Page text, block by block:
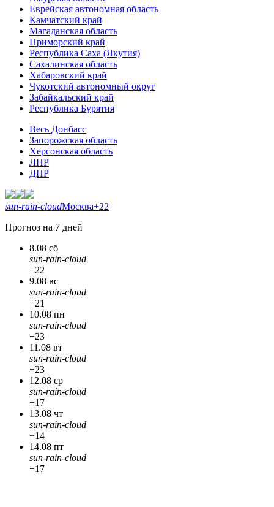
Еврейская автономная область
Камчатский край
Магаданская область
Приморский край
Республика Саха (Якутия)
Сахалинская область
Хабаровский край
Чукотский автономный округ
Забайкальский край
Республика Бурятия
Весь Донбасс
Запорожская область
Херсонская область
ЛНР
ДНР
sun-rain-cloudМосква+22
Прогноз на 7 дней
8.08 сб
sun-rain-cloud
+22
9.08 вс
sun-rain-cloud
+21
10.08 пн
sun-rain-cloud
+23
11.08 вт
sun-rain-cloud
+23
12.08 ср
sun-rain-cloud
+17
13.08 чт
sun-rain-cloud
+14
14.08 пт
sun-rain-cloud
+17